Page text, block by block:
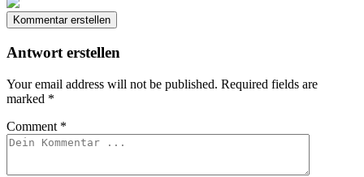
Kommentar erstellen
Antwort erstellen
Your email address will not be published. Required fields are
marked *
Comment *